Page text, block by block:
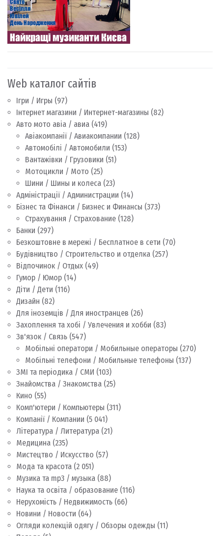
Web каталог сайтів
Ігри / Игры (97)
Інтернет магазини / Интернет-магазины (82)
Авто мото авіа / авиа (419)
Авіакомпанії / Авиакомпании (128)
Автомобілі / Автомобили (153)
Вантажівки / Грузовики (51)
Мотоцикли / Мото (25)
Шини / Шины и колеса (23)
Адміністрації / Администрации (14)
Бізнес та Фінанси / Бизнес и Финансы (373)
Страхування / Страхование (128)
Банки (297)
Безкоштовне в мережі / Бесплатное в сети (70)
Будівництво / Строительство и отделка (257)
Відпочинок / Отдых (49)
Гумор / Юмор (14)
Діти / Дети (116)
Дизайн (82)
Для іноземців / Для иностранцев (26)
Захоплення та хобі / Увлечения и хобби (83)
Зв'язок / Связь (547)
Мобільні оператори / Мобильные операторы (270)
Мобільні телефони / Мобильные телефоны (137)
ЗМІ та періодика / СМИ (103)
Знайомства / Знакомства (25)
Кино (55)
Комп'ютери / Компьютеры (311)
Компанії / Компании (5 041)
Література / Литература (21)
Медицина (235)
Мистецтво / Искусство (57)
Мода та красота (2 051)
Музика та mp3 / музыка (88)
Наука та освіта / образование (116)
Нерухомість / Недвижимость (66)
Новини / Новости (64)
Огляди колекцій одягу / Обзоры одежды (11)